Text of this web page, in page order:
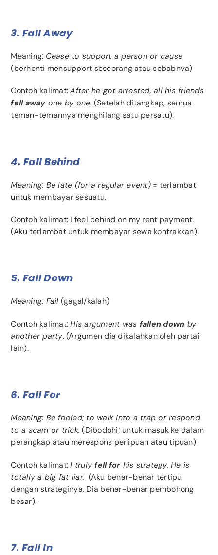
3. Fall Away
Meaning: Cease to support a person or cause
(berhenti mensupport seseorang atau sebabnya)
Contoh kalimat:After he got arrested, all his friends
fell away one by one. (Setelah ditangkap, semua
teman-temannya menghilang satu persatu).
4. Fall Behind
Meaning: Be late (for a regular event)= terlambat
untuk membayar sesuatu.
Contoh kalimat: I feel behind on my rent payment.
(Aku terlambat untuk membayar sewa kontrakkan).
5. Fall Down
Meaning: Fail (gagal/kalah)
Contoh kalimat:His argument was fallen down by
another party. (Argumen dia dikalahkan oleh partai
lain).
6. Fall For
Meaning: Be fooled; to walk into a trap or respond
to a scam or trick. (Dibodohi; untuk masuk ke dalam
perangkap atau merespons penipuan atau tipuan)
Contoh kalimat:I trulyfell for his strategy. He is
totally a big fat liar. (Aku benar-benar tertipu
dengan strateginya. Dia benar-benar pembohong
besar).
7. Fall In